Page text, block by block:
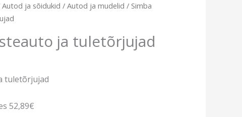
Autod ja sõidukid / Autod ja mudelid / Simba
ja tuletõrjujad
tuletõrjujad
52,89€